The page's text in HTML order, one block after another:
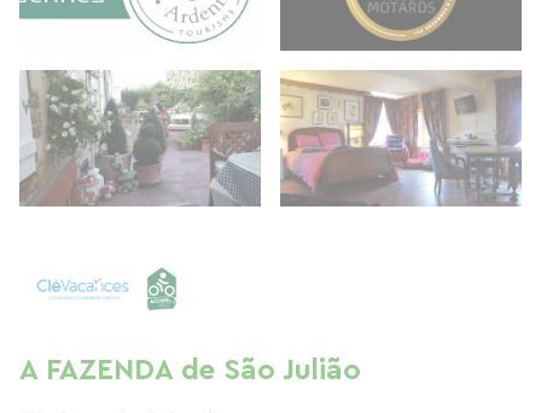
A FAZENDA de São Julião